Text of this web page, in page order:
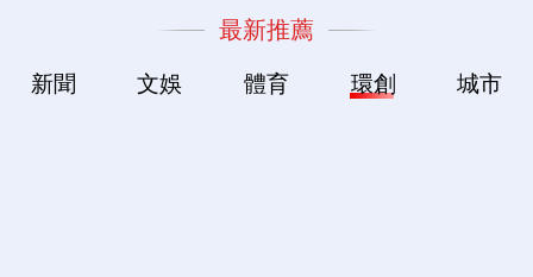
最新推薦
新聞 文娛 體育 環創 城市